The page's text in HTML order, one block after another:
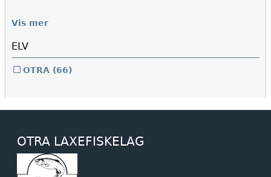
Vis mer
ELV
OTRA (66)
OTRA LAXEFISKELAG